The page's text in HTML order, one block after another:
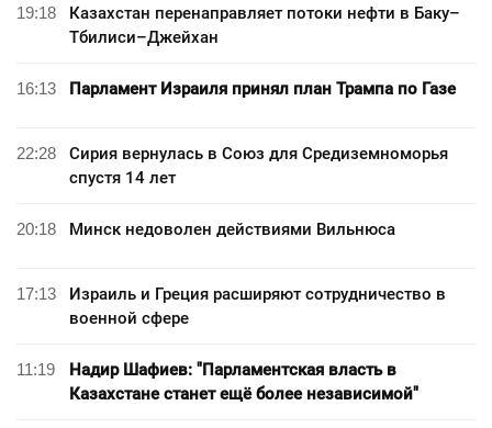
19:18
Казахстан перенаправляет потоки нефти в Баку–
Тбилиси–Джейхан
16:13 Парламент Израиля принял план Трампа по Газе
22:28
Сирия вернулась в Союз для Средиземноморья
спустя 14 лет
20:18 Минск недоволен действиями Вильнюса
17:13
Израиль и Греция расширяют сотрудничество в
военной сфере
11:19
Надир Шафиев: "Парламентская власть в
Казахстане станет ещё более независимой"